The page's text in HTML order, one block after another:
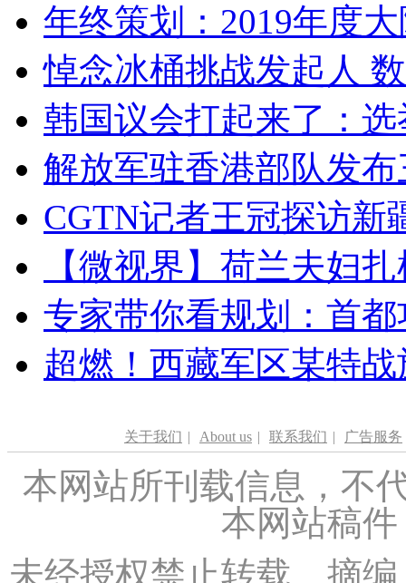
年终策划：2019年度
悼念冰桶挑战发起人
韩国议会打起来了：
解放军驻香港部队发
CGTN记者王冠探访新
【微视界】荷兰夫妇
专家带你看规划：首
超燃！西藏军区某特
关于我们 | About us | 联系我们 | 广告服务
本网站所刊载信息，不
本网站稿
未经授权禁止转载、摘